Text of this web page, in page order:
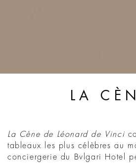
LA
La Cène de Léonard de Vinci
tableaux les plus célèbres au
conciergerie du Bvlgari Hotel